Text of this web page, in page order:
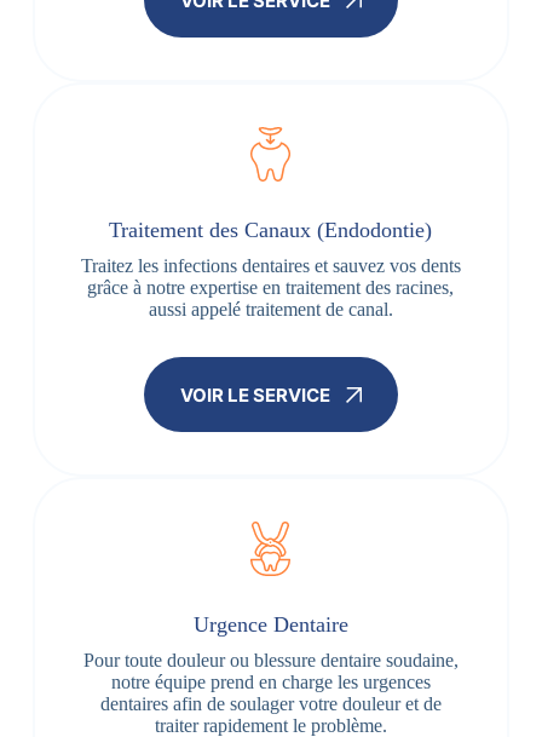
Traitement des Canaux (Endodontie)
Traitez les infections dentaires et sauvez vos dents
grâce à notre expertise en traitement des racines,
aussi appelé traitement de canal.
VOIR LE SERVICE
Urgence Dentaire
Pour toute douleur ou blessure dentaire soudaine,
notre équipe prend en charge les urgences
dentaires afin de soulager votre douleur et de
traiter rapidement le problème.